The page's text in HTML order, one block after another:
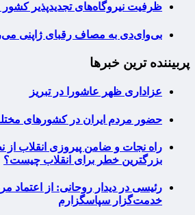
ظرفیت نیروگاه‌های تجدیدپذیر
بی‌وای‌دی به مصاف رقبای ژاپنی
پربیننده ترین خبرها
عزاداری ظهر عاشورا در تبریز
حضور مردم ایران در کشورهای
راه نجات و ضامن پیروزی انقلاب
بزرگترین خطر برای انقلاب چیست؟
رئیسی در دیدار روحانی: از اعتماد
خدمت‌گزار سپاسگزارم